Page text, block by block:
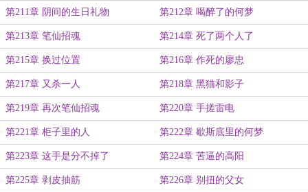
第211章 阴间的生日礼物 第212章 喝醉了的何梦
第213章 笔仙招魂 第214章 死了两个人了
第215章 换过位置 第216章 作死的廖忠
第217章 又杀一人 第218章 黑猫和影子
第219章 再次笔仙招魂 第220章 手搓雷电
第221章 柜子里的人 第222章 歇斯底里的何梦
第223章 这手是分不掉了 第224章 苦逼的高阳
第225章 剥皮抽筋 第226章 别扭的父女